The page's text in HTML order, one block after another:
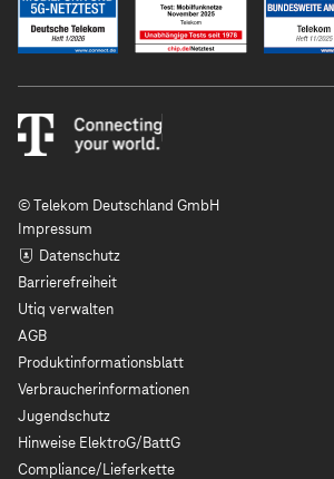
© Telekom Deutschland GmbH
Impressum
Datenschutz
Barrierefreiheit
Utiq verwalten
AGB
Produktinformationsblatt
Verbraucherinformationen
Jugendschutz
Hinweise ElektroG/BattG
Compliance/Lieferkette